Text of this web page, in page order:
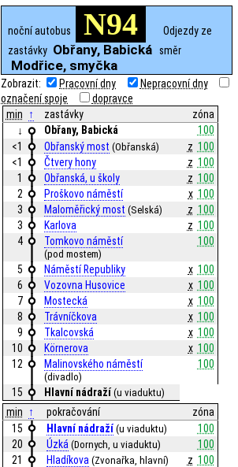
noční autobus N94
Odjezdy ze
zastávky Obřany, Babická směr
Modřice, smyčka
Zobrazit: Pracovní dny
Nepracovní dny
označení spoje
dopravce
min
↑ zastávky
zóna
↓
Obřany, Babická
100
<1
Obřanský most (Obřanská) z 100
<1
Čtvery hony z 100
1
Obřanská, u školy z 100
2
Proškovo náměstí x 100
3
Maloměřický most (Selská) z 100
3
Karlova z 100
4
Tomkovo náměstí
(pod mostem)
100
5 Náměstí Republiky x 100
6
Vozovna Husovice x 100
7
Mostecká x 100
8
Trávníčkova x 100
9
Tkalcovská x 100
10
Körnerova x 100
12
Malinovského náměstí
(divadlo)
100
15 Hlavní nádraží (u viaduktu)
min ↑ pokračování
zóna
15
Hlavní nádraží (u viaduktu)
100
20
Úzká (Dornych, u viaduktu)
100
21
Hladíkova (Zvonařka, hlavní) z 100